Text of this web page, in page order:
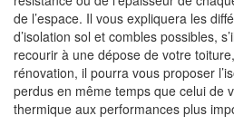
de l’espace. Il vous expliquera les
d’isolation sol et combles possibles,
recourir à une dépose de votre
rénovation, il pourra vous proposer
perdus en même temps que celui de
thermique aux performances plus